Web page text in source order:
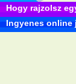
Hogy rajzolsz